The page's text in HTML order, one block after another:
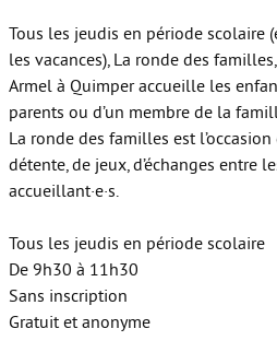
Tous les jeudis en période scolaire
les vacances), La ronde des familles,
Armel à Quimper accueille les
parents ou d’un membre de la
La ronde des familles est
détente, de jeux, d’échanges entre
accueillant­·e·s.
Tous les jeudis en période scolaire
De 9h30 à 11h30
Sans inscription
Gratuit et anonyme